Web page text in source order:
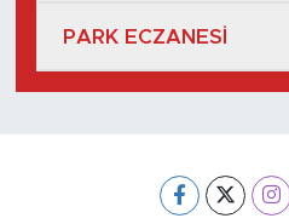
PARK ECZANESİ